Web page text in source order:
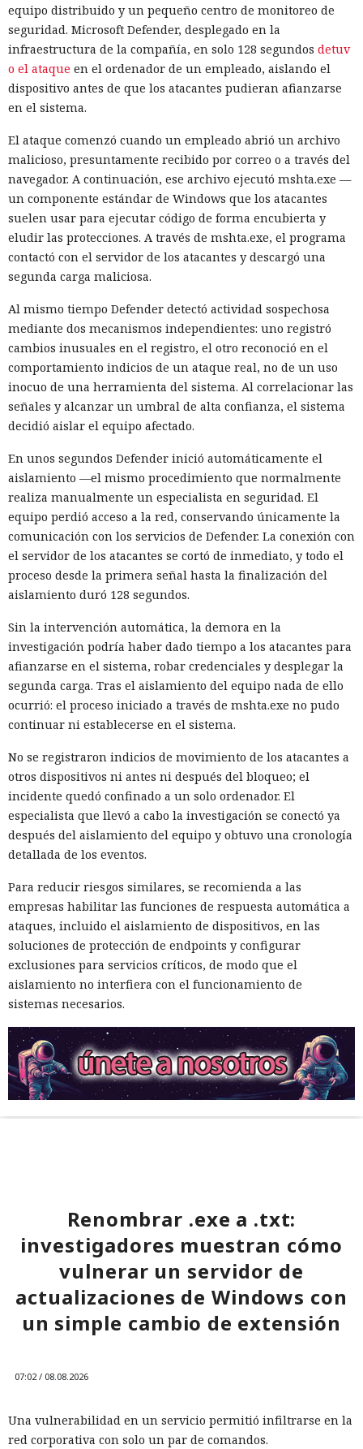
equipo distribuido y un pequeño centro de monitoreo de
seguridad. Microsoft Defender, desplegado en la
infraestructura de la compañía, en solo 128 segundos detuv
o el ataque en el ordenador de un empleado, aislando el
dispositivo antes de que los atacantes pudieran afianzarse
en el sistema.
El ataque comenzó cuando un empleado abrió un archivo
malicioso, presuntamente recibido por correo o a través del
navegador. A continuación, ese archivo ejecutó mshta.exe —
un componente estándar de Windows que los atacantes
suelen usar para ejecutar código de forma encubierta y
eludir las protecciones. A través de mshta.exe, el programa
contactó con el servidor de los atacantes y descargó una
segunda carga maliciosa.
Al mismo tiempo Defender detectó actividad sospechosa
mediante dos mecanismos independientes: uno registró
cambios inusuales en el registro, el otro reconoció en el
comportamiento indicios de un ataque real, no de un uso
inocuo de una herramienta del sistema. Al correlacionar las
señales y alcanzar un umbral de alta confianza, el sistema
decidió aislar el equipo afectado.
En unos segundos Defender inició automáticamente el
aislamiento —el mismo procedimiento que normalmente
realiza manualmente un especialista en seguridad. El
equipo perdió acceso a la red, conservando únicamente la
comunicación con los servicios de Defender. La conexión con
el servidor de los atacantes se cortó de inmediato, y todo el
proceso desde la primera señal hasta la finalización del
aislamiento duró 128 segundos.
Sin la intervención automática, la demora en la
investigación podría haber dado tiempo a los atacantes para
afianzarse en el sistema, robar credenciales y desplegar la
segunda carga. Tras el aislamiento del equipo nada de ello
ocurrió: el proceso iniciado a través de mshta.exe no pudo
continuar ni establecerse en el sistema.
No se registraron indicios de movimiento de los atacantes a
otros dispositivos ni antes ni después del bloqueo; el
incidente quedó confinado a un solo ordenador. El
especialista que llevó a cabo la investigación se conectó ya
después del aislamiento del equipo y obtuvo una cronología
detallada de los eventos.
Para reducir riesgos similares, se recomienda a las
empresas habilitar las funciones de respuesta automática a
ataques, incluido el aislamiento de dispositivos, en las
soluciones de protección de endpoints y configurar
exclusiones para servicios críticos, de modo que el
aislamiento no interfiera con el funcionamiento de
sistemas necesarios.
Renombrar .exe a .txt:
investigadores muestran cómo
vulnerar un servidor de
actualizaciones de Windows con
un simple cambio de extensión
07:02 / 08.08.2026
Una vulnerabilidad en un servicio permitió infiltrarse en la
red corporativa con solo un par de comandos.